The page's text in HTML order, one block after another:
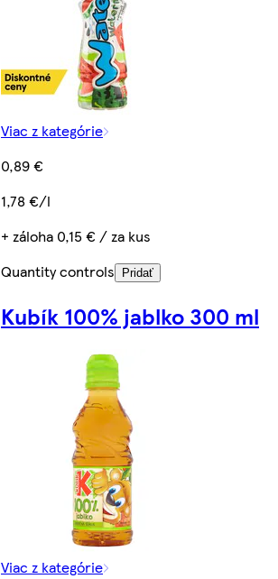
Viac z kategórie
0,89 €
1,78 €/l
+ záloha 0,15 € / za kus
Quantity controls
Pridať
Kubík 100% jablko 300 ml
Viac z kategórie